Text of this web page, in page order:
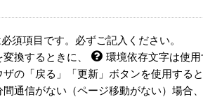
須項目です。必ずご記入ください。
換するときに、
環境依存文字は使
ザの「戻る」「更新」ボタンを使用する
間通信がない（ページ移動がない）場合